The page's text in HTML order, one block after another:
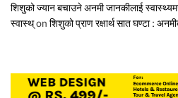
शिशुको ज्यान बचाउने अनमी जानकीलाई
स्वास्थ्on शिशुको प्राण रक्षार्थ सात घण्टा :